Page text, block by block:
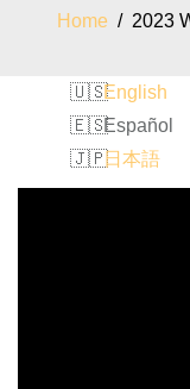
Home / 2023
English
Español
日本語